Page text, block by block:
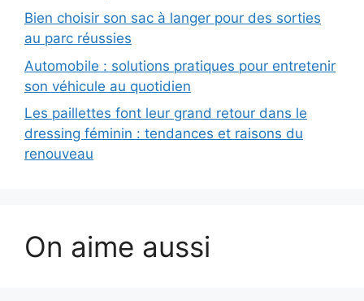
Bien choisir son sac à langer pour des sorties
au parc réussies
Automobile : solutions pratiques pour entretenir
son véhicule au quotidien
Les paillettes font leur grand retour dans le
dressing féminin : tendances et raisons du
renouveau
On aime aussi